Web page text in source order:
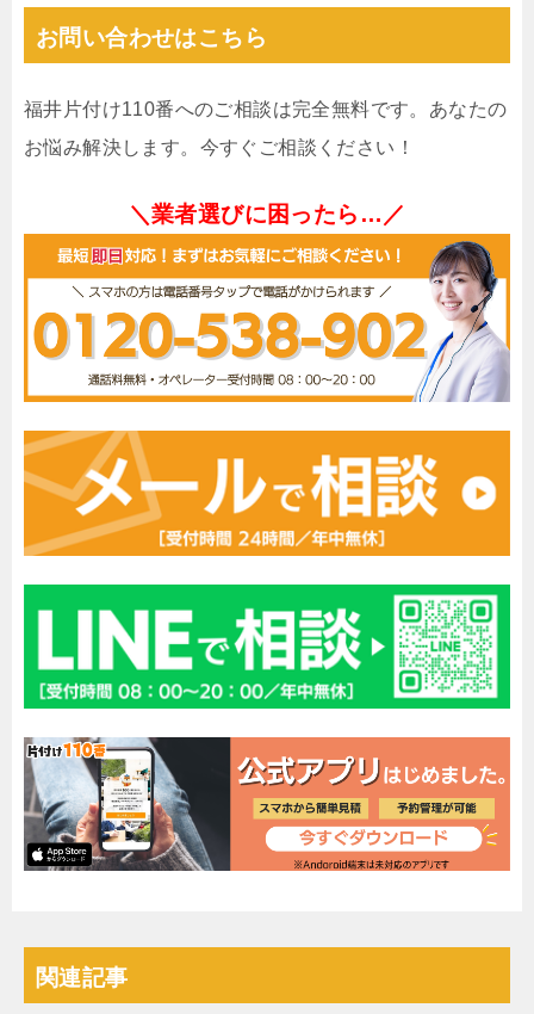
お問い合わせはこちら
福井片付け110番へのご相談は完全無料です。あなたの
お悩み解決します。今すぐご相談ください！
＼業者選びに困ったら…／
関連記事